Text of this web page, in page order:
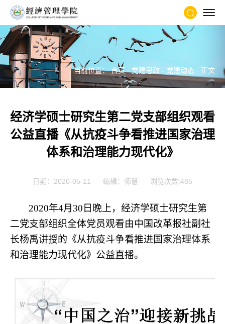
当前位置：首页- 党建思政 - 党建动态 - 正文
经济学硕士研究生第二党支部组织观看
公益直播《从抗疫斗争看推进国家治理
体系和治理能力现代化》
日期：2020-05-11 编辑：师慧 浏览次数:485
2020年4月30日晚上，经济学硕士研究生第
二党支部组织全体党员观看由中国改革报社副社
长杨禹讲授的《从抗疫斗争看推进国家治理体系
和治理能力现代化》公益直播。